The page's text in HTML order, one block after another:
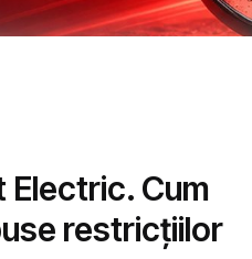
Cum
restricțiilor